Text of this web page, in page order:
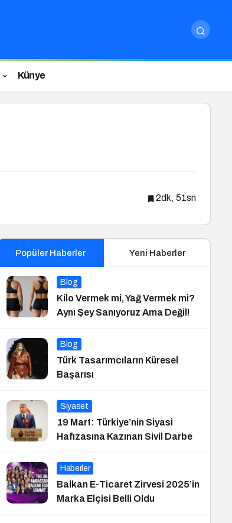
Künye
2dk, 51sn
Popüler Haberler Yeni Haberler
Blog
Kilo Vermek mi, Yağ Vermek mi?
Aynı Şey Sanıyoruz Ama Değil!
Blog
Türk Tasarımcıların Küresel
Başarısı
Siyaset
19 Mart: Türkiye’nin Siyasi
Hafızasına Kazınan Sivil Darbe
Haberler
Balkan E-Ticaret Zirvesi 2025’in
Marka Elçisi Belli Oldu